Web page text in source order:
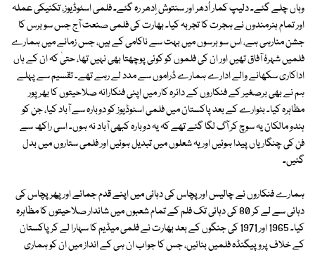
وہاں چلے گئے۔ دلیپ کمار اُدھر اور سنتوش اِدھر رہ گئے۔ فلمی اسٹوڈیوز، تکنیکی عملہ
اور تمام ہنرمندوں نے ہجرت کا تجربہ کیا۔ بھارت کی فلمی صنعت آج جس سو برس کا
جشن منارہی ہے، اس سو برسوں میں بہت سے ناکامی کے ہیں، جس زمانے میں ہمارے
فلمیں شہرۂ آفاق تھیں اور ان کی فلموں کو کوئی پوچھتا بھی نہیں تھا، حتیٰ کہ ان کے ہاں
اداکاری سکھانے والے ادارے ہمارے ڈراموں سے مدد لے رہے تھے۔ تقسیم سے پہلے
ہم نے بھی برصغیر کے فنکاروں کے دائرہ کار میں اپنی فنکارانہ صلاحیتوں کا بھرپور
مظاہرہ کیا۔ بٹوارے کے بعد پاکستان میں فلمی اسٹوڈیوز کو دوبارہ سے آباد کیا، جن کو
ہندو مالکان یہ سوچ کر آگ لگا گئے تھے کہ یہ دوبارہ کبھی آباد نہ ہوں۔ اسی راکھ سے
فن کی چنگاریاں پیدا ہوئیں اور یہ شعلوں میں تبدیل ہوئیں اور فلمی ستاروں میں بدل
گئیں۔
ہمارے فنکاروں نے چالیس اور پچاس کی دہائی میں اپنے قدم جمائے اور پھر پچاس کی
دہائی سے لے کر 80 کی دہائی تک فلم کے تمام شعبوں میں شاندار صلاحیتوں کا مظاہرہ
کیا۔ 1965 اور 1971 کی جنگوں کے بعد بھارت نے فلمی میڈیم کا سہارا لے کر پاکستان
کے خلاف پروپیگنڈہ فلمیں بنائیں، جس کا جواب ان ہی کے انداز میں ان کو ہماری